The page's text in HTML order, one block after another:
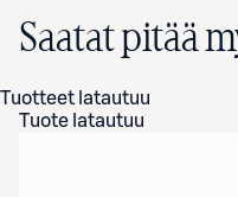
Saatat pitää
Tuotteet latautuu
Tuote latautuu